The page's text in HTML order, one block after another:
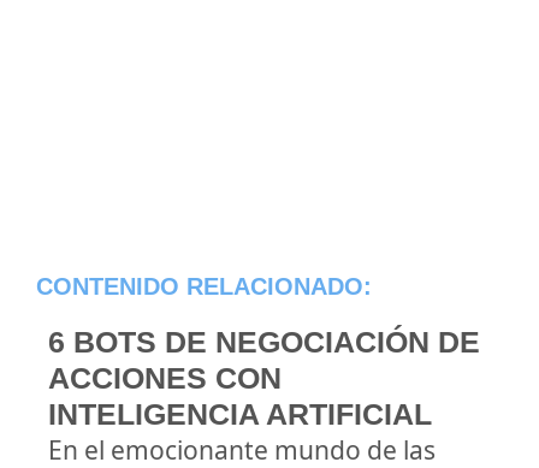
CONTENIDO RELACIONADO:
6 BOTS DE NEGOCIACIÓN DE
ACCIONES CON
INTELIGENCIA ARTIFICIAL
En el emocionante mundo de las